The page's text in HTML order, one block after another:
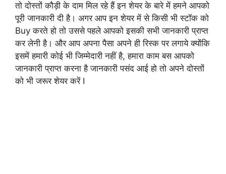
तो दोस्तों कौड़ी के दाम मिल रहे हैं इन शेयर के बारे में हमने आपको
पूरी जानकारी दी है। अगर आप इन शेयर में से किसी भी स्टॉक को
Buy करते हो तो उससे पहले आपको इसकी सभी जानकारी प्राप्त
कर लेनी है। और आप अपना पैसा अपने ही रिस्क पर लगाये क्योंकि
इसमें हमारी कोई भी जिम्मेदारी नहीं है, हमारा काम बस आपको
जानकारी प्राप्त करना है जानकारी पसंद आई हो तो अपने दोस्तों
को भी जरूर शेयर करें I